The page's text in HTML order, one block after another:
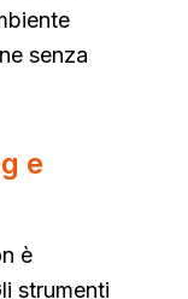
senza
e
è
strumenti